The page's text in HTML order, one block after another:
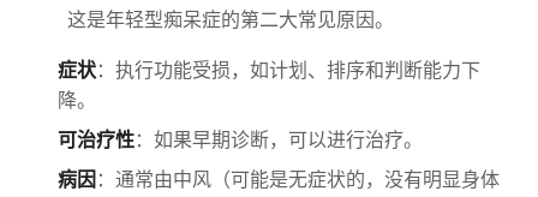
这是年轻型痴呆症的第二大常见原因。
症状：执行功能受损，如计划、排序和判断能力下
降。
可治疗性：如果早期诊断，可以进行治疗。
病因 ：通常由中风（可能是无症状的，没有明显身体